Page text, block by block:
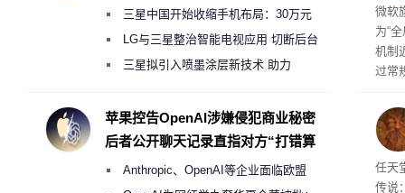
商
微软
为“
机制
过常
正
工具
并
任
任天
传说
三星中国开始收缩手机布局：30万元
月销售额不达标门店 将被逐步清退
LG与三星整治智能电视应用 切断后台
偷偷共享带宽的违规行为
三星拟引入喷墨涂层新技术 助力
度
苹果控告OpenAI涉嫌侵犯商业秘密
后者公开聊天记录直指对方“打错算
Anthropic、OpenAI等企业面临欧盟